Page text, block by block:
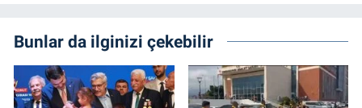
Bunlar da ilginizi çekebilir